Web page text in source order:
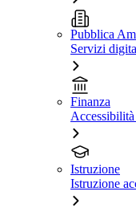
Pubblica
Servizi
Finanza
Istruzione
Istruzione